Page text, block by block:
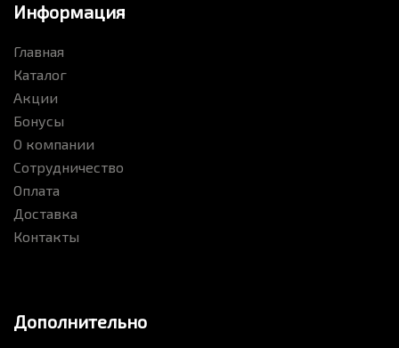
Информация
Главная
Каталог
Акции
Бонусы
О компании
Сотрудничество
Оплата
Доставка
Контакты
Дополнительно